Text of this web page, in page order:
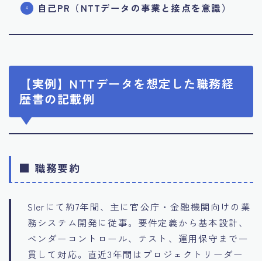
自己PR（NTTデータの事業と接点を意識）
【実例】NTTデータを想定した職務経
歴書の記載例
■ 職務要約
SIerにて約7年間、主に官公庁・金融機関向けの業
務システム開発に従事。要件定義から基本設計、
ベンダーコントロール、テスト、運用保守まで一
貫して対応。直近3年間はプロジェクトリーダー